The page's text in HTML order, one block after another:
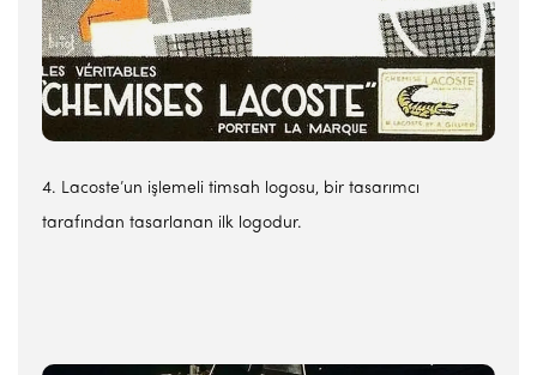
4. Lacoste’un işlemeli timsah logosu, bir tasarımcı
tarafından tasarlanan ilk logodur.